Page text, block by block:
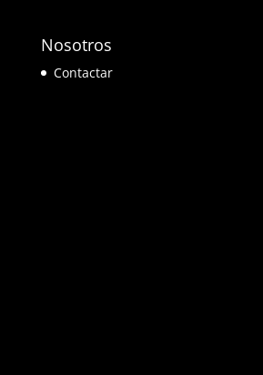
Nosotros
Contactar